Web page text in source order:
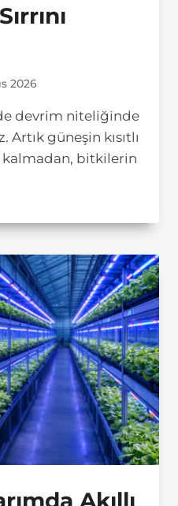
2026
devrim niteliğinde
güneşin kısıtlı
kalmadan, bitkilerin
Akıllı